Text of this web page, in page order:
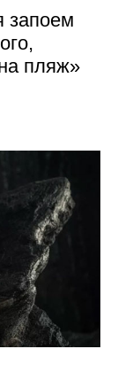
запоем
пляж»